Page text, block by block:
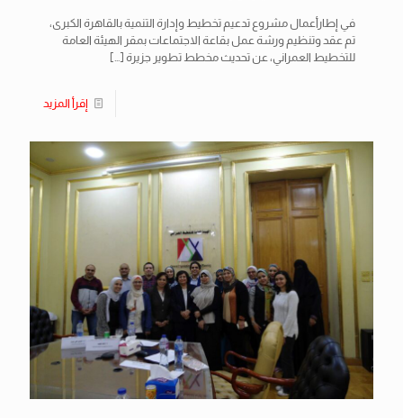
في إطارأعمال مشروع تدعيم تخطيط وإدارة التنمية بالقاهرة الكبرى،
تم عقد وتنظيم ورشة عمل بقاعة الاجتماعات بمقر الهيئة العامة
للتخطيط العمراني، عن تحديث مخطط تطوير جزيرة […]
إقرأ المزيد